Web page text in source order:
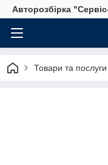
Авторозбірка
Товари та послуги